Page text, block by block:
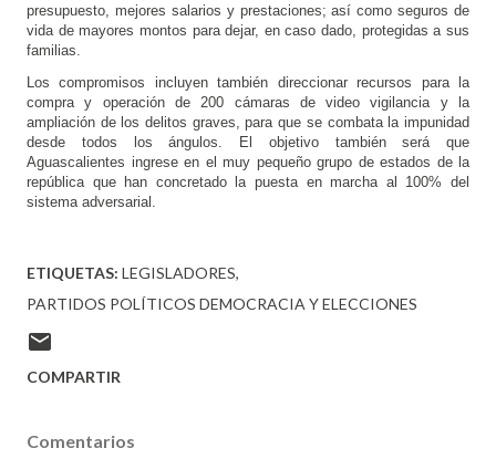
presupuesto, mejores salarios y prestaciones; así como seguros de
vida de mayores montos para dejar, en caso dado, protegidas a sus
familias.
Los compromisos incluyen también direccionar recursos para la
compra y operación de 200 cámaras de video vigilancia y la
ampliación de los delitos graves, para que se combata la impunidad
desde todos los ángulos. El objetivo también será que
Aguascalientes ingrese en el muy pequeño grupo de estados de la
república que han concretado la puesta en marcha al 100% del
sistema adversarial.
ETIQUETAS: LEGISLADORES
PARTIDOS POLÍTICOS DEMOCRACIA Y ELECCIONES
COMPARTIR
Comentarios